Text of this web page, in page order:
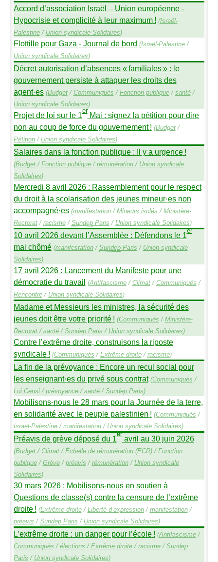
Accord d’association Israël – Union européenne -
Hypocrisie et complicité à leur maximum ! (Israël-
Palestine/ Union syndicale Solidaires)
Flottille pour Gaza - Journal de bord (Israël-Palestine/
Union syndicale Solidaires)
Décret autorisation d’absences « familiales» : le
gouvernement persiste à attaquer les droits des
agent·es (Budget/ Communiqués / Fonction publique/ santé/
Union syndicale Solidaires)
Projet de loi sur le 1erMai : signez la pétition pour dire
non au coup de force du gouvernement ! (Budget/
Pétition/ Union syndicale Solidaires)
Salaires dans la fonction publique : Il y a urgence !
(Budget/ Fonction publique/ rémunération/ Union syndicale
Solidaires)
Mercredi 8 avril 2026 : Rassemblement pour le respect
du droit à la scolarisation des jeunes mineur·es non
accompagné·es (manifestation/ Mineurs isolés / Ministère-
Rectorat/ racisme/ SundepParis / Union syndicale Solidaires)
10 avril 2026 devant l’Assemblée : Défendons le 1er
mai chômé (manifestation/ SundepParis / Union syndicale
Solidaires)
17 avril 2026 : Lancement du Manifeste pour une
démocratie du travail (Antifascisme/ Climat/ Communiqués /
Rencontre/ Union syndicale Solidaires)
Madame et Messieurs les ministres, la sécurité des
jeunes doit être votre priorité ! (Communiqués / Ministère-
Rectorat/ santé/ SundepParis / Union syndicale Solidaires)
Contre l’extrême droite, construisons la riposte
syndicale ! (Communiqués / Extrême droite/ racisme)
La fin de la prévoyance : Encore un recul social pour
les enseignant·es du privé sous contrat (Communiqués /
Loi Censi/ prévoyance/ santé/ SundepParis)
Mobilisons-nous le 28 mars pour la Journée de la terre,
en solidarité avec le peuple palestinien ! (Communiqués /
Israël-Palestine/ manifestation/ Union syndicale Solidaires)
Préavis de grève déposé du 1eravril au 30 juin 2026
(Budget/ Climat/ Échelle de rémunération (ECR)/ Fonction
publique/ Grève/ préavis / rémunération/ Union syndicale
Solidaires)
30 mars 2026 : Mobilisons-nous en soutien à
Questions de classe(s) contre la censure de l’extrême
droite ! (Extrême droite/ Liberté d’expression/ manifestation/
préavis / SundepParis / Union syndicale Solidaires)
L’extrême droite : un danger pour l’école ! (Antifascisme/
Communiqués / élections / Extrême droite/ racisme/ Sundep
Paris / Union syndicale Solidaires)